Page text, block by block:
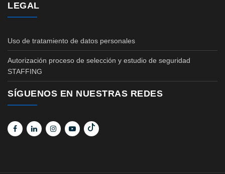
LEGAL
Uso de tratamiento de datos personales
Autorización proceso de selección y estudio de seguridad
STAFFING
SÍGUENOS EN NUESTRAS REDES